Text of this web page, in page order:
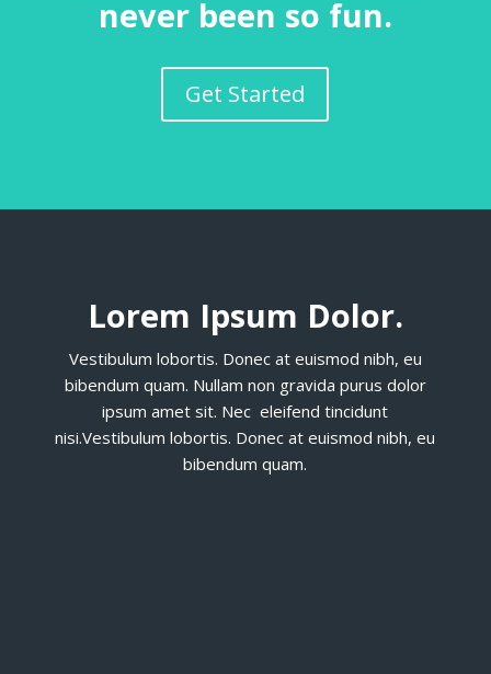
never been so fun.
Get Started
Lorem Ipsum Dolor.
Vestibulum lobortis. Donec at euismod nibh, eu
bibendum quam. Nullam non gravida purus dolor
ipsum amet sit. Nec eleifend tincidunt
nisi.Vestibulum lobortis. Donec at euismod nibh, eu
bibendum quam.